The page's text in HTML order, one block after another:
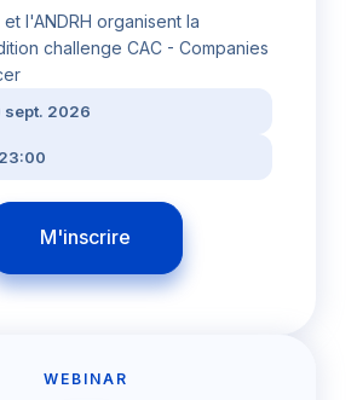
l'ANDRH organisent la
challenge CAC - Companies
sept. 2026
M'inscrire
WEBINAR